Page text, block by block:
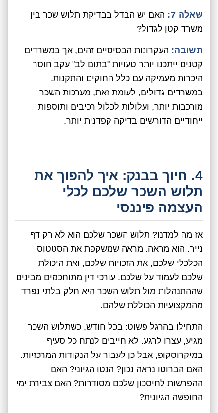
שאלה 7:
האם יש הבדל בבדיקת תלוש שכר בין
משרד קטן לגדול?
תשובה: העקרונות הבסיסיים זהים, אך במשרדים
קטנים ייתכנו יותר טעויות "בתום לב" עקב חוסר
היכרות מעמיקה עם כלל החוקים והתקנות.
במשרדים גדולים, לעומת זאת, מערכות השכר
מורכבות יותר, ועלולות לכלול רכיבים ותוספות
ייחודיים הדורשים בדיקה קפדנית יותר.
4. חיוך בבנק: איך להפוך את
תלוש השכר שלכם לכלי
העצמה פיננסי
אז מה למדנו? תלוש השכר שלכם הוא לא רק דף
נייר. הוא מראה. מראה שמשקפת את הסטטוס
הכלכלי שלכם, את הזכויות שלכם, ואת היכולת
שלכם לעמוד על שלכם. עורכי דין מתוחכמים מבינים
שההתנהלות מול תלוש השכר היא חלק בלתי נפרד
מהמקצועיות הכוללת שלהם.
התחילו בהרגל פשוט: בכל חודש, כשתלוש השכר
מגיע, עצרו לרגע. לא חייבים לנתח כל סעיף
במיקרוסקופ, אבל כן לעבור על הנקודות המרכזיות.
האם הברוטו נראה נכון? הנטו הגיוני? האם
ההפרשות לחיסכון שלכם מסודרות? האם צבירת ימי
החופשה הגיונית?